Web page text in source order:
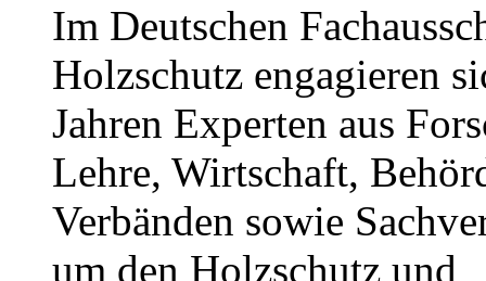
Im Deutschen
Holzschutz engagieren
Jahren Experten aus
Lehre, Wirtschaft,
Verbänden sowie
um den Holzschutz und